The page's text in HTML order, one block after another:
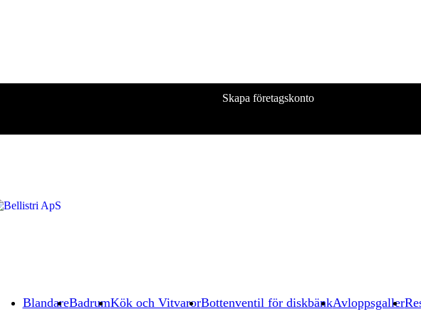
Skapa företagskonto
BlandareBadrumKök och VitvarorBottenventil för diskbänkAvloppsgaller